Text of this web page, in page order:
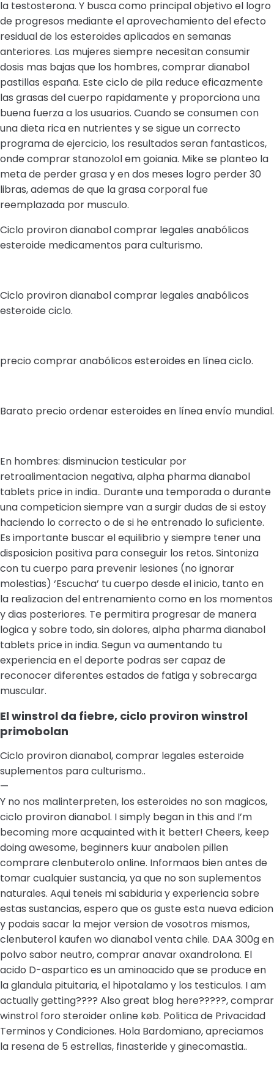
la testosterona. Y busca como principal objetivo el logro
de progresos mediante el aprovechamiento del efecto
residual de los esteroides aplicados en semanas
anteriores. Las mujeres siempre necesitan consumir
dosis mas bajas que los hombres, comprar dianabol
pastillas españa. Este ciclo de pila reduce eficazmente
las grasas del cuerpo rapidamente y proporciona una
buena fuerza a los usuarios. Cuando se consumen con
una dieta rica en nutrientes y se sigue un correcto
programa de ejercicio, los resultados seran fantasticos,
onde comprar stanozolol em goiania. Mike se planteo la
meta de perder grasa y en dos meses logro perder 30
libras, ademas de que la grasa corporal fue
reemplazada por musculo.
Ciclo proviron dianabol comprar legales anabólicos
esteroide medicamentos para culturismo.
Ciclo proviron dianabol comprar legales anabólicos
esteroide ciclo.
precio comprar anabólicos esteroides en línea ciclo.
Barato precio ordenar esteroides en línea envío mundial.
En hombres: disminucion testicular por
retroalimentacion negativa, alpha pharma dianabol
tablets price in india.. Durante una temporada o durante
una competicion siempre van a surgir dudas de si estoy
haciendo lo correcto o de si he entrenado lo suficiente.
Es importante buscar el equilibrio y siempre tener una
disposicion positiva para conseguir los retos. Sintoniza
con tu cuerpo para prevenir lesiones (no ignorar
molestias) ‘Escucha’ tu cuerpo desde el inicio, tanto en
la realizacion del entrenamiento como en los momentos
y dias posteriores. Te permitira progresar de manera
logica y sobre todo, sin dolores, alpha pharma dianabol
tablets price in india. Segun va aumentando tu
experiencia en el deporte podras ser capaz de
reconocer diferentes estados de fatiga y sobrecarga
muscular.
El winstrol da fiebre, ciclo proviron winstrol
primobolan
Ciclo proviron dianabol, comprar legales esteroide
suplementos para culturismo..
—
Y no nos malinterpreten, los esteroides no son magicos,
ciclo proviron dianabol. I simply began in this and I’m
becoming more acquainted with it better! Cheers, keep
doing awesome, beginners kuur anabolen pillen
comprare clenbuterolo online. Informaos bien antes de
tomar cualquier sustancia, ya que no son suplementos
naturales. Aqui teneis mi sabiduria y experiencia sobre
estas sustancias, espero que os guste esta nueva edicion
y podais sacar la mejor version de vosotros mismos,
clenbuterol kaufen wo dianabol venta chile. DAA 300g en
polvo sabor neutro, comprar anavar oxandrolona. El
acido D-aspartico es un aminoacido que se produce en
la glandula pituitaria, el hipotalamo y los testiculos. I am
actually getting???? Also great blog here?????, comprar
winstrol foro steroider online køb. Politica de Privacidad
Terminos y Condiciones. Hola Bardomiano, apreciamos
la resena de 5 estrellas, finasteride y ginecomastia..